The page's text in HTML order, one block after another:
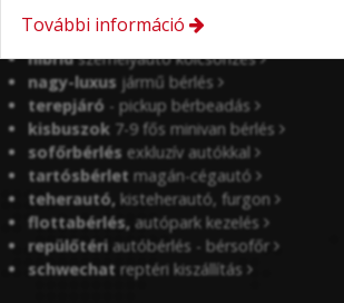
kombicsomagtartós bérautók
hibridszemélyautó kölcsönzés
nagy-luxus jármű bérlés
terepjáró - pickup bérbeadás
kisbuszok 7-9 fős minivan bérlés
sofőrbérlés exkluzív autókkal
tartósbérlet magán-cégautó
teherautó, kisteherautó, furgon
flottabérlés, autópark kezelés
repülőtéri autóbérlés - bérsofőr
schwechat reptéri kiszállítás
További információ